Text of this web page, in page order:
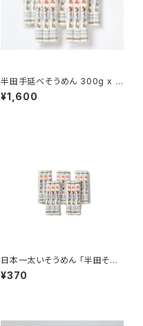
半田手延べそうめん 300g x 5
袋
¥1,600
日本一太いそうめん 「半田そう
めん」
¥370